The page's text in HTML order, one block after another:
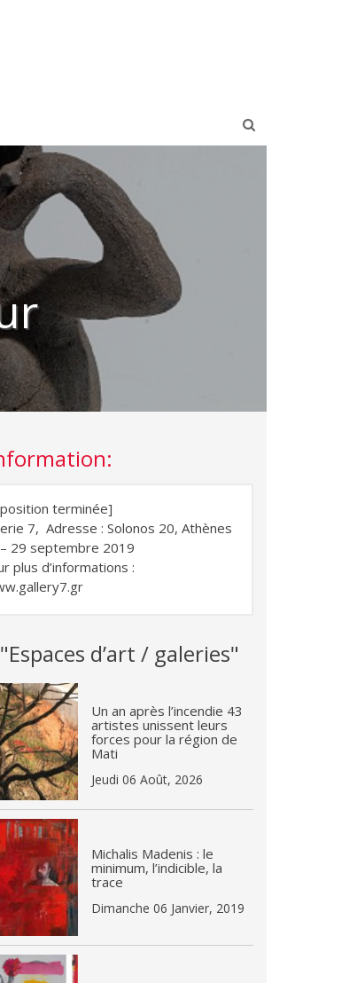
terminée]
7, Adresse : Solonos 20, Athènes
29 septembre 2019
plus d’informations :
d’art / galeries"
Un an après l’incendie 43
artistes unissent leurs
forces pour la région de
Mati
Jeudi 06 Août, 2026
Michalis Madenis : le
minimum, l’indicible, la
trace
Dimanche 06 Janvier, 2019